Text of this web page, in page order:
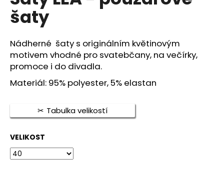
0,0
z
hvězdiček.
šaty
Nádherné šaty s originálním květinovým
motivem vhodné pro svatebčany, na večírky,
promoce i do divadla.
Materiál: 95% polyester, 5% elastan
Tabulka velikostí
VELIKOST
a
j
í
t
?
HLEDAT
D